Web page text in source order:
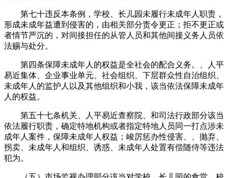
第七十违反本条例，学校、长儿园未履行未成年人职责，
形成未成年益遭到侵害的，由相关部分责令更正；拒不更正或
者情节严沉的，对间接担任的从管人员和其他间接义务人员依
法赐与处分。
第四条保障未成年人的权益是全社会的配合义务。、人平
易近集体、企业事业单元、社会组织、下层群众性自治组织、
未成年人的监护人以及其他组织和小我，该当依法保障未成年
人的权益。
第五十七条机关、人平易近查察院、和司法行政部分该当
依法履行职责，确定特地机构或者指定特地人员同一打点涉未
成年人案件，保障未成年人权益；峻厉惩办性侵害、、抛弃、
拐卖、未成年人和组织、诱惑、未成年人处置有偿随侍等违法
犯为。